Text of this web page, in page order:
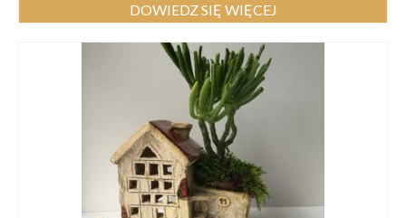
DOWIEDZ SIĘ WIĘCEJ